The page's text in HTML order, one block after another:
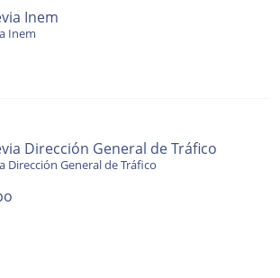
Inem
Inem
Dirección General de Tráfico
Dirección General de Tráfico